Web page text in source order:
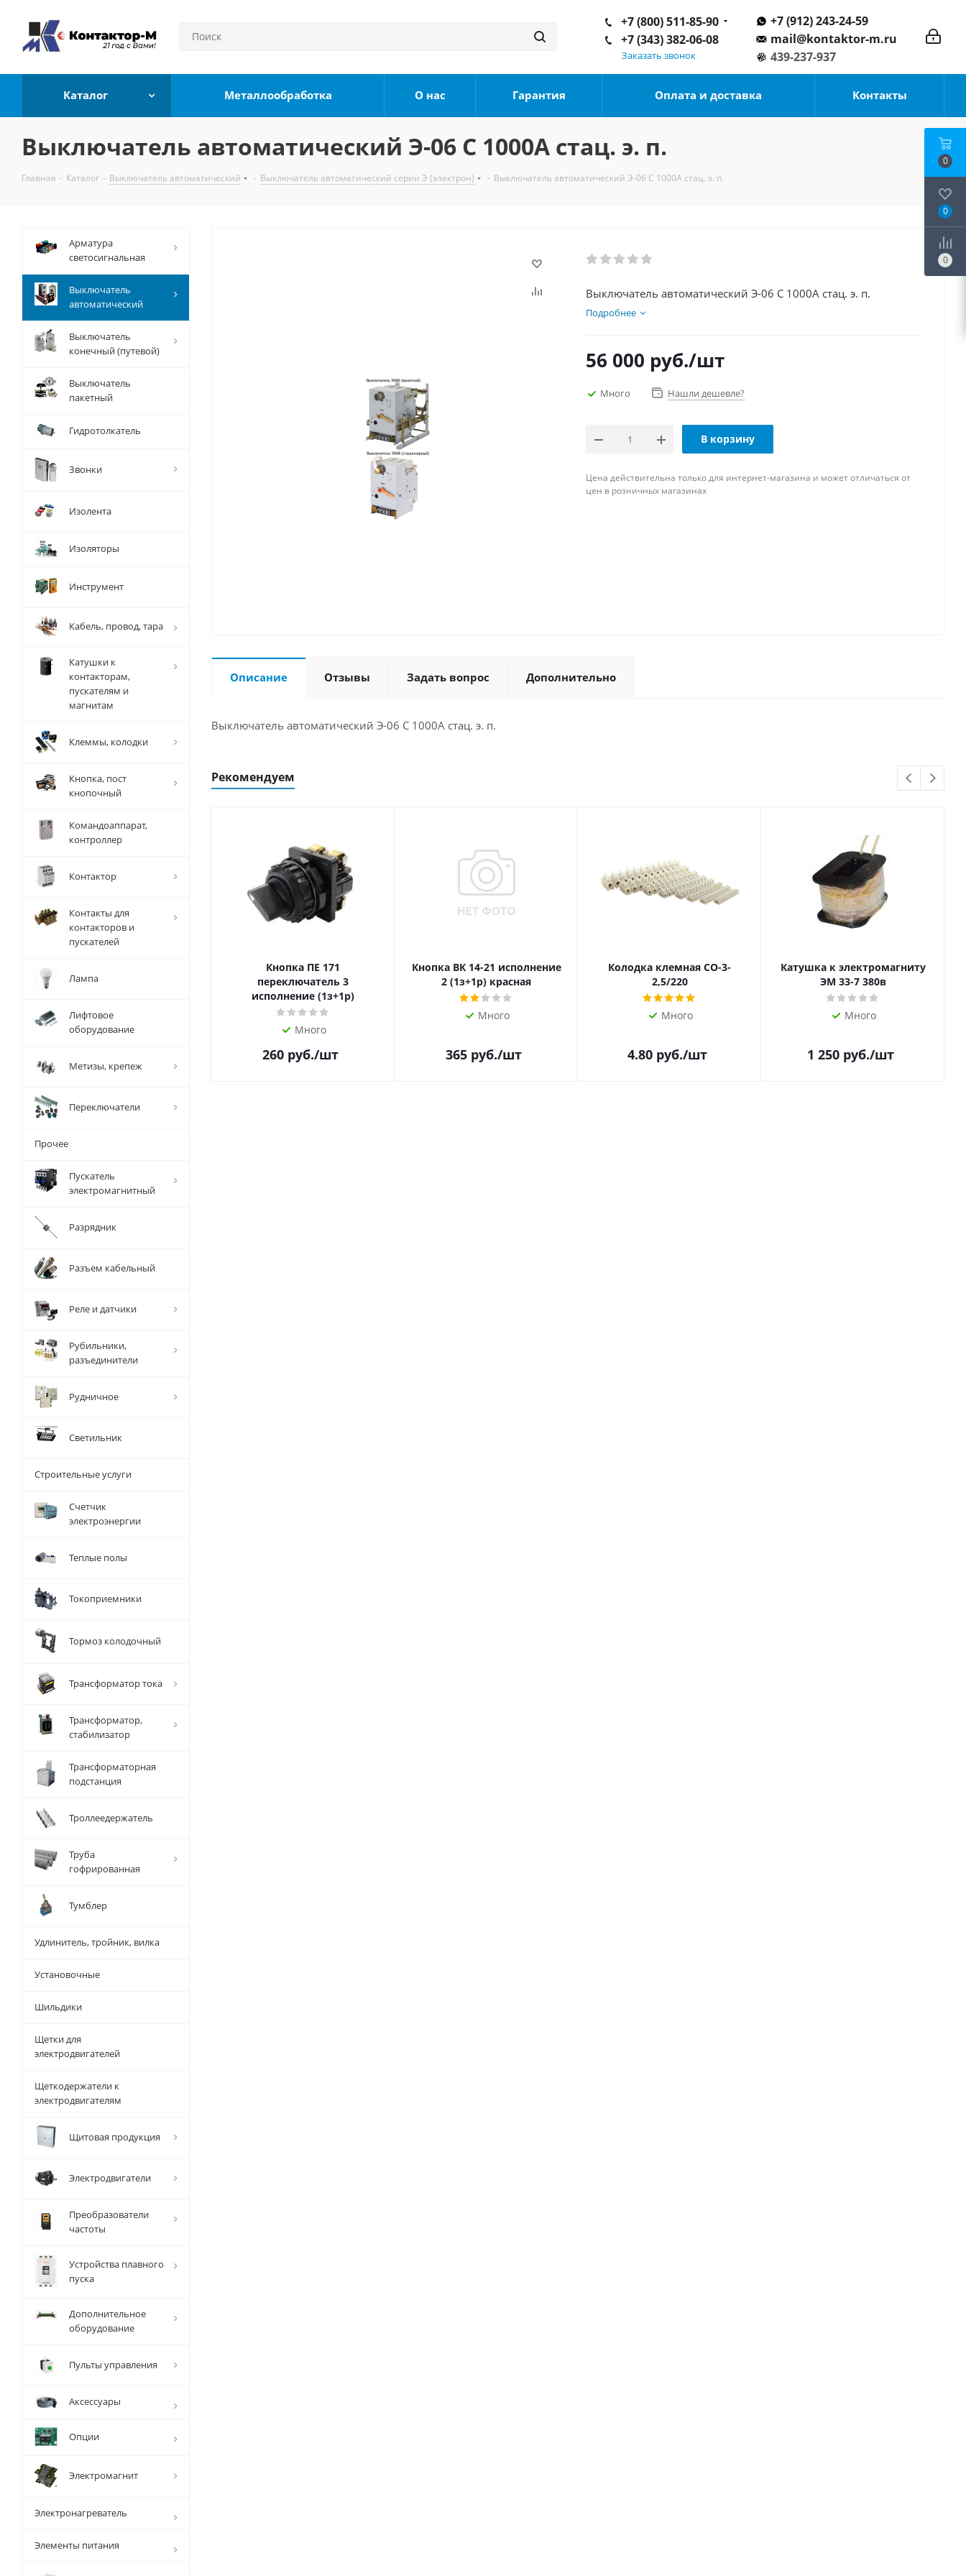
+7 (912) 243-24-59
mail@kontaktor-m.ru
439-237-937
+7 (800) 511-85-90
+7 (343) 382-06-08
Заказать звонок
Каталог Металлообработка О нас Гарантия Оплата и доставка Контакты
Выключатель автоматический Э-06 С 1000А стац. э. п.
Главная - Каталог - Выключатель автоматический - Выключатель автоматический серии Э (электрон) - Выключатель автоматический Э-06 С 1000А стац. э. п.
Выключатель автоматический Э-06 С 1000А стац. э. п.
Подробнее
56 000 руб./шт
Много Нашли дешевле?
В корзину
Цена действительна только для интернет-магазина и может отличаться от
цен в розничных магазинах
Описание Отзывы Задать вопрос Дополнительно
Выключатель автоматический Э-06 С 1000А стац. э. п.
Рекомендуем
Кнопка ПЕ 171
переключатель 3
исполнение (1з+1р)
Много
260 руб./шт
Кнопка ВК 14-21 исполнение
2 (1з+1р) красная
Много
365 руб./шт
Колодка клемная СО-3-
2,5/220
Много
4.80руб./шт
Катушка к электромагниту
ЭМ 33-7 380в
Много
1 250руб./шт
Арматура
светосигнальная
Выключатель
автоматический
Выключатель
конечный (путевой)
Выключатель
пакетный
Гидротолкатель
Звонки
Изолента
Изоляторы
Инструмент
Кабель, провод, тара
Катушки к
контакторам,
пускателям и
магнитам
Клеммы, колодки
Кнопка, пост
кнопочный
Командоаппарат,
контроллер
Контактор
Контакты для
контакторов и
пускателей
Лампа
Лифтовое
оборудование
Метизы, крепеж
Переключатели
Прочее
Пускатель
электромагнитный
Разрядник
Разъем кабельный
Реле и датчики
Рубильники,
разъединители
Рудничное
Светильник
Строительные услуги
Счетчик
электроэнергии
Теплые полы
Токоприемники
Тормоз колодочный
Трансформатор тока
Трансформатор,
стабилизатор
Трансформаторная
подстанция
Троллеедержатель
Труба
гофрированная
Тумблер
Удлинитель, тройник, вилка
Установочные
Шильдики
Щетки для
электродвигателей
Щеткодержатели к
электродвигателям
Щитовая продукция
Электродвигатели
Преобразователи
частоты
Устройства плавного
пуска
Дополнительное
оборудование
Пульты управления
Аксессуары
Опции
Электромагнит
Электронагреватель
Элементы питания
0
0
0